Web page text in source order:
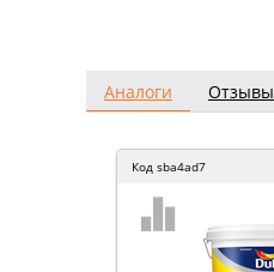
Аналоги Отзывы
Код sba4ad7